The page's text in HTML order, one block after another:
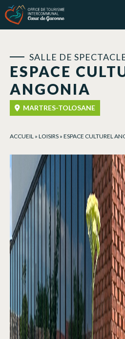
ESPACE
ANGONIA
SALLE DE
MARTRES-TOLOSANE
ACCUEIL » LOISIRS » ESPACE CULTUREL
Panneau de gestion des cookies